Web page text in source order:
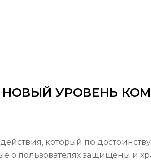
НОВЫЙ УРОВЕНЬ
который по
о пользователях защищены и